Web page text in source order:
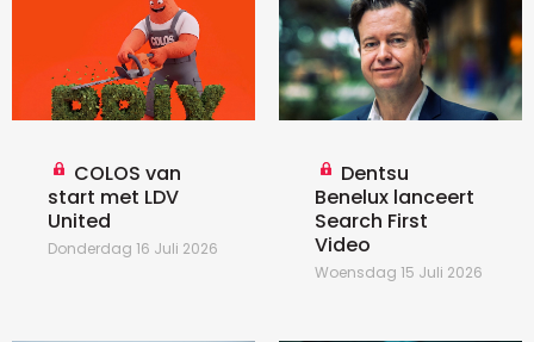
COLOS van
start met LDV
United
Donderdag 16 Juli 2026
Dentsu
Benelux lanceert
Search First
Video
Woensdag 15 Juli 2026